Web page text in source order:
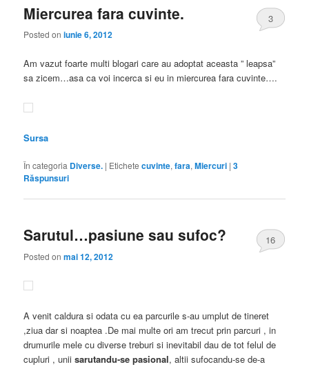
Miercurea fara cuvinte.
Posted oniunie 6, 2012
3
Am vazut foarte multi blogari care au adoptat aceasta ” leapsa”
sa zicem…asa ca voi incerca si eu in miercurea fara cuvinte….
Sursa
În categoria Diverse. | Etichete cuvinte,fara,Miercuri |3
Răspunsuri
Sarutul…pasiune sau sufoc?
Posted onmai 12, 2012
16
A venit caldura si odata cu ea parcurile s-au umplut de tineret
,ziua dar si noaptea .De mai multe ori am trecut prin parcuri , in
drumurile mele cu diverse treburi si inevitabil dau de tot felul de
cupluri , uniisarutandu-se pasional, altii sufocandu-se de-a